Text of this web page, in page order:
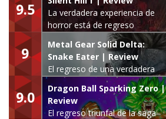
9.5
La verdadera experiencia de
horror está de regreso
9
Metal Gear Solid Delta:
Snake Eater | Review
El regreso de una verdadera
leyenda
9.0
Dragon Ball Sparking Zero |
Review
El regreso triunfal de la saga